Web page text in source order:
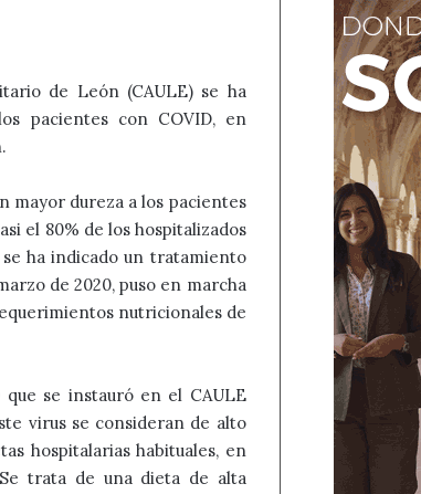
de León (CAULE) se ha
pacientes con COVID, en
mayor dureza a los pacientes
el 80% de los hospitalizados
ha indicado un tratamiento
de 2020, puso en marcha
nutricionales de
se instauró en el CAULE
virus se consideran de alto
hospitalarias habituales, en
trata de una dieta de alta